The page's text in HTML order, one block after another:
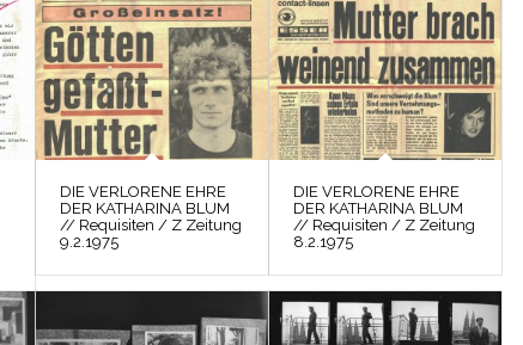
DIE VERLORENE EHRE
DER KATHARINA BLUM
// Requisiten / Z Zeitung
9.2.1975
DIE VERLORENE EHRE
DER KATHARINA BLUM
// Requisiten / Z Zeitung
8.2.1975